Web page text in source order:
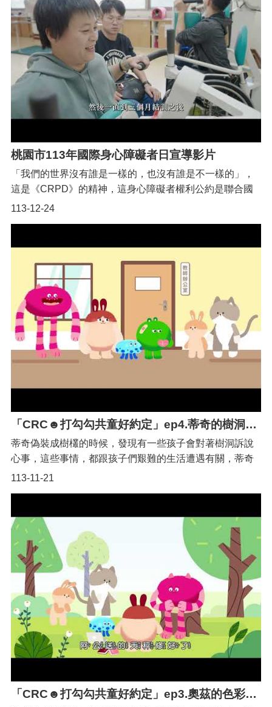
桃園市113年國際身心障礙者日宣導影片
113-12-24
「我們的世界沒有誰是一樣的，也沒有誰是不一樣的」，
這是《CRPD》的精神，這身心障礙者權利公約是聯合國
於2006年通過的一項國際人權公約，我國於2014年12月3
建設的無障礙設施，到各種全人的照顧服務、友善支持措
施、教育服務、就業服務等資源，創造一個更加無障礙和
包容的城市環境。我們透過桃園的身障團體、社福基金
會、機構等非營利組織，攜手共同依其需求，提供合適的
居家式服務、社區式的作業設施及日間照顧服務、家庭照
顧者支持服務、輔具資源、復康巴士交通服務、手語翻
譯、聽打服務、視力協助員、自立生活等，促進他們開創
自我潛能、自立、和社會互動及自在於社區中生活。除這
同尊重與理解每個人的差異性，共同創造「尊嚴、平等、
「CRC☻打勾勾共童好約定」ep4.蒂奇的樹洞（桃園Q萌宣傳大使初登場!!）
113-11-21
蒂奇偽裝成樹欉的時候，發現有一些孩子會對著樹洞訴說
心事，這些事情，都跟孩子們艱難的生活遭遇有關，蒂奇
不只默默幫助他們，他還與好朋友鼓勵孩子們去找老師，
的草綠色 蒂奇✿代表「兒童表達意見權利」的藍色 奧
茲✿代表「禁止歧視原則」的粉紅色 伊可✿代表「發展權
及休閒權」的卡其色 麥噗✿
「CRC☻打勾勾共童好約定」ep3.奧茲的色彩（桃園Q萌宣傳大使初登場!!）